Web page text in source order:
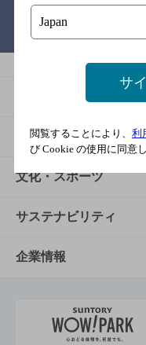
商品TOP
商品一覧
商品発売情報
栄養成分一覧
知る・楽しむ
知る・楽しむTOP
キャンペーン
工場見学
地域情報
文化・スポーツ
文化・スポーツTOP
サントリーホール
サントリーサンバー
サステナビリティ
サステナビリティ
サントリーが考え
企業情報
企業概要
サ
閲覧することにより、 利
び Cookie の使用に同意